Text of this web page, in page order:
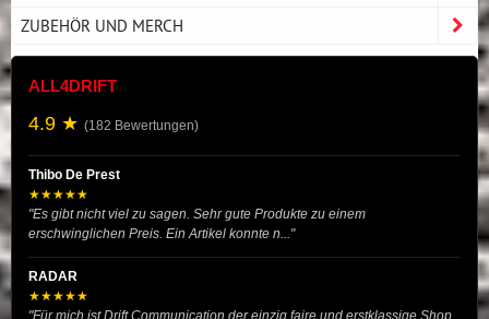
ZUBEHÖR UND MERCH
ALL4DRIFT
4.9 ★ (182 Bewertungen)
Thibo De Prest
★★★★★
"Es gibt nicht viel zu sagen. Sehr gute Produkte zu einem
erschwinglichen Preis. Ein Artikel konnte n..."
RADAR
★★★★★
"Für mich ist Drift Communication der einzig faire und erstklassige Shop.